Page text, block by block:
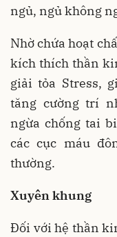
ngủ, ngủ không
Nhờ chứa hoạt
kích thích thần
giải tỏa Stress,
tăng cường trí
ngừa chống tai
các cục máu
thường.
Xuyên khung
Đối với hệ thần